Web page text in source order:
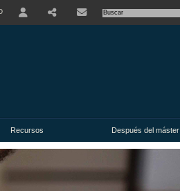
Recursos Después del máster